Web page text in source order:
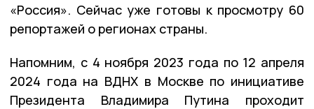
«Россия». Сейчас уже готовы к просмотру 60
репортажей о регионах страны.
Напомним, с 4 ноября 2023 года по 12 апреля
2024 года на ВДНХ в Москве по инициативе
Президента Владимира Путина проходит